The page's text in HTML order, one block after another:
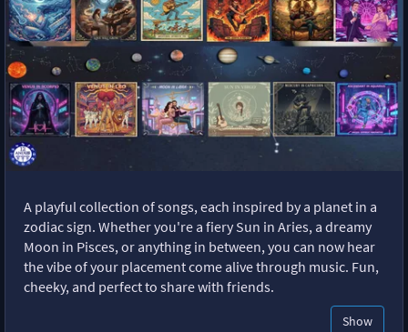
A playful collection of songs, each inspired by a planet in a
zodiac sign. Whether you're a fiery Sun in Aries, a dreamy
Moon in Pisces, or anything in between, you can now hear
the vibe of your placement come alive through music. Fun,
cheeky, and perfect to share with friends.
Show